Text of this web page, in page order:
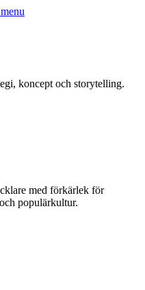
koncept och storytelling.
med förkärlek för
populärkultur.